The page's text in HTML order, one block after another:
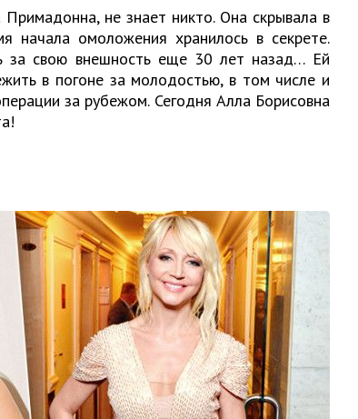
не знает никто. Она скрывала в
начала омоложения хранилось в секрете.
за свою внешность еще 30 лет назад… Ей
в погоне за молодостью, в том числе и
за рубежом. Сегодня Алла Борисовна